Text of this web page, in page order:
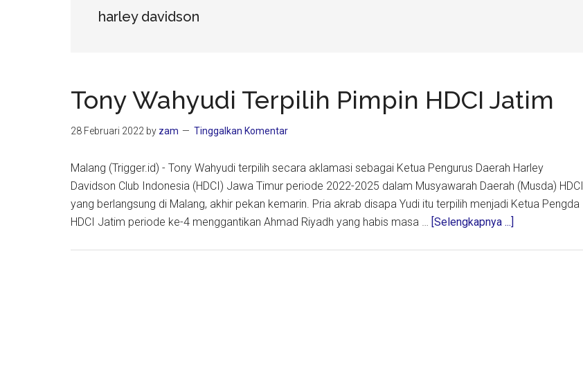
harley davidson
Tony Wahyudi Terpilih Pimpin HDCI Jatim
28 Februari 2022 by zam Tinggalkan Komentar
Malang (Trigger.id) - Tony Wahyudi terpilih secara aklamasi sebagai Ketua Pengurus Daerah Harley
Davidson Club Indonesia (HDCI) Jawa Timur periode 2022-2025 dalam Musyawarah Daerah (Musda) HDCI
yang berlangsung di Malang, akhir pekan kemarin. Pria akrab disapa Yudi itu terpilih menjadi Ketua Pengda
HDCI Jatim periode ke-4 menggantikan Ahmad Riyadh yang habis masa … [Selengkapnya ...]